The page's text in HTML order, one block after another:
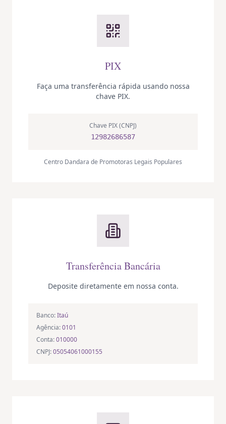
PIX
Faça uma transferência rápida usando nossa
chave PIX.
Chave PIX (CNPJ)
12982686587
Centro Dandara de Promotoras Legais Populares
Transferência Bancária
Deposite diretamente em nossa conta.
Banco:Itaú
Agência:0101
Conta:010000
CNPJ:05054061000155